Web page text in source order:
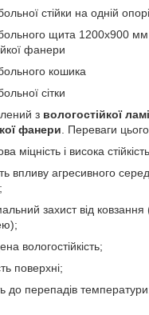
стійки на одній опорі
щита 1200х900 мм
фанери
кошика
сітки
з вологостійкої
фанери . Переваги
міцність і висока
впливу агресивного
захист від ковзання
вологостійкість;
поверхні;
до перепадів